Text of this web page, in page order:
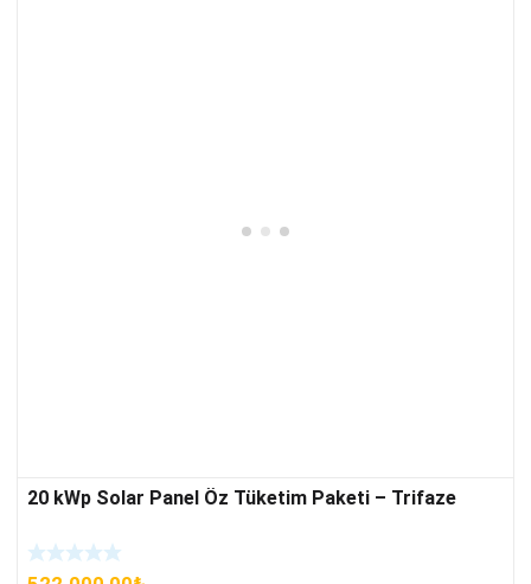
20 kWp Solar Panel Öz Tüketim Paketi – Trifaze